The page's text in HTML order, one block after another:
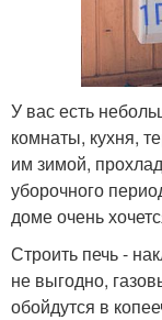
У вас есть
комнаты, кухня,
им зимой,
уборочного
доме очень
Строить печь -
не выгодно,
обойдутся в